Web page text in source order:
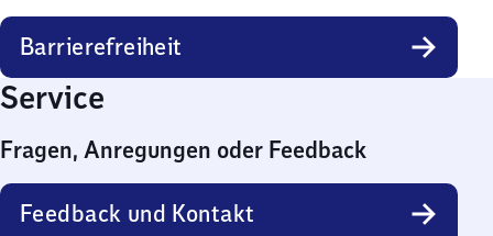
Barrierefreiheit
Service
Fragen, Anregungen oder Feedback
Feedback und Kontakt